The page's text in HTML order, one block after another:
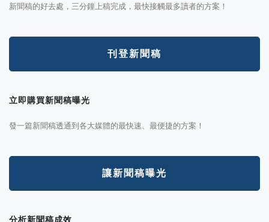
新聞稿的好去處，三分鐘上稿完成，最快接觸最多讀者的方案！
刊登新聞稿
立即購買新聞稿曝光
發一篇新聞稿透通到各大媒體的最快速、最便捷的方案！
讓新聞稿曝光